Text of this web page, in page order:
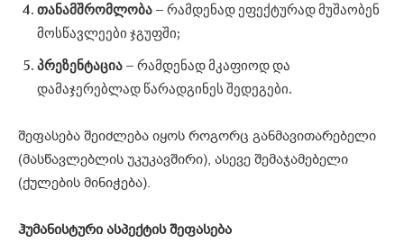
თანამშრომლობა – რამდენად ეფექტურად მუშაობენ
მოსწავლეები ჯგუფში;
პრეზენტაცია – რამდენად მკაფიოდ და
დამაჯერებლად წარადგინეს შედეგები.
შეფასება შეიძლება იყოს როგორც განმავითარებელი
(მასწავლებლის უკუკავშირი), ასევე შემაჯამებელი
(ქულების მინიჭება).
ჰუმანისტური ასპექტისშეფასება